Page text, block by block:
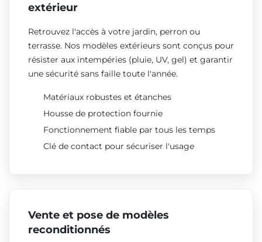
extérieur
Retrouvez l'accès à votre jardin, perron ou
terrasse. Nos modèles extérieurs sont conçus pour
résister aux intempéries (pluie, UV, gel) et garantir
une sécurité sans faille toute l'année.
Matériaux robustes et étanches
Housse de protection fournie
Fonctionnement fiable par tous les temps
Clé de contact pour sécuriser l'usage
Vente et pose de modèles
reconditionnés